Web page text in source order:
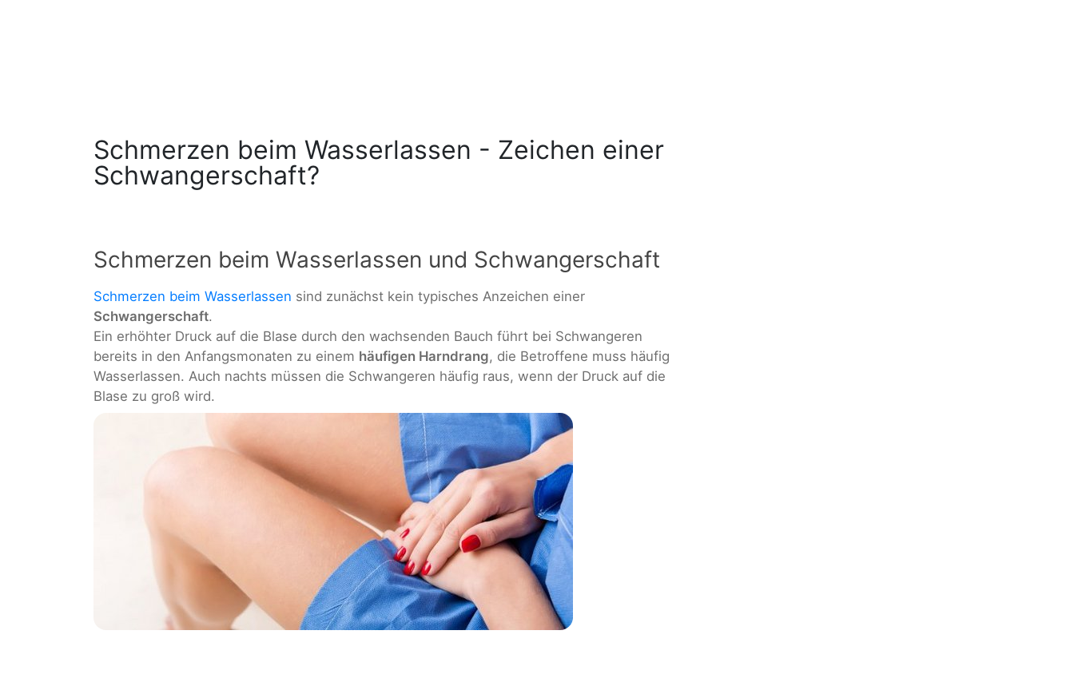
Schmerzen beim Wasserlassen - Zeichen einer
Schwangerschaft?
Schmerzen beim Wasserlassen und Schwangerschaft
Schmerzen beim Wasserlassen sind zunächst kein typisches Anzeichen einer
Schwangerschaft.
Ein erhöhter Druck auf die Blase durch den wachsenden Bauch führt bei Schwangeren
bereits in den Anfangsmonaten zu einem häufigen Harndrang, die Betroffene muss häufig
Wasserlassen. Auch nachts müssen die Schwangeren häufig raus, wenn der Druck auf die
Blase zu groß wird.